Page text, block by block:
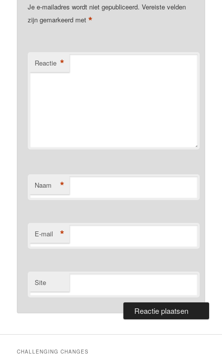
Je e-mailadres wordt niet gepubliceerd. Vereiste velden
zijn gemarkeerd met*
Reactie *
Naam *
E-mail *
Site
CHALLENGING CHANGES